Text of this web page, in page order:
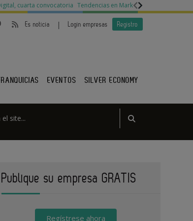
cuarta convocatoria Tendencias en Marketing
Es noticia | Login empresas Registro
EVENTOS SILVER ECONOMY
Publique su empresa GRATIS
Regístrese ahora